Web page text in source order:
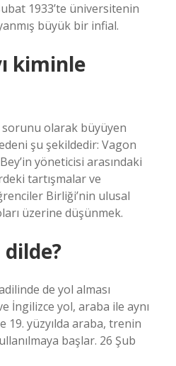
1933’te üniversitenin
büyük bir infial.
kiminle
sorunu olarak büyüyen
şu şekildedir: Vagon
yöneticisi arasındaki
tartışmalar ve
Birliği’nin ulusal
üzerine düşünmek.
de yol alması
İngilizce yol, araba ile aynı
19. yüzyılda araba, trenin
başlar. 26 Şub